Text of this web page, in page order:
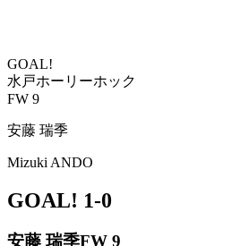
GOAL!
水戸ホーリーホック
FW 9
安藤 瑞季
Mizuki ANDO
GOAL! 1-0
安藤 瑞季FW 9